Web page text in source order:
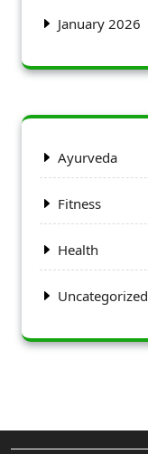
January 2026
Ayurveda
Fitness
Health
Uncategorized